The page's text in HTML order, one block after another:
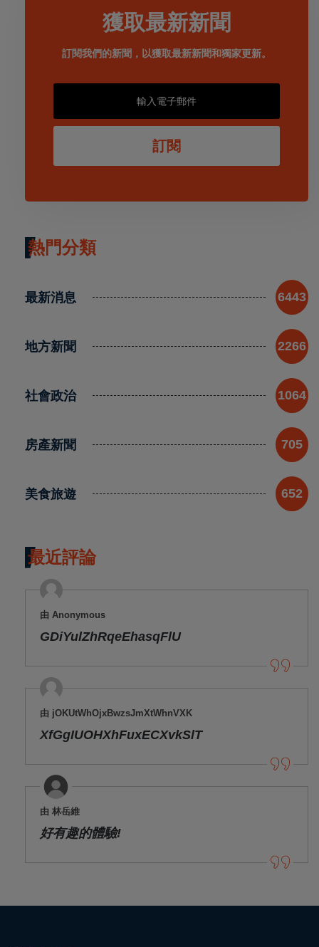
獲取最新新聞
訂閱我們的新聞，以獲取最新新聞和獨家更新。
訂閱
熱門分類
最新消息 6443
地方新聞 2266
社會政治 1064
房產新聞 705
美食旅遊 652
最近評論
由 Anonymous
GDiYulZhRqeEhasqFlU
由 jOKUtWhOjxBwzsJmXtWhnVXK
XfGgIUOHXhFuxECXvkSlT
由 林岳維
好有趣的體驗!